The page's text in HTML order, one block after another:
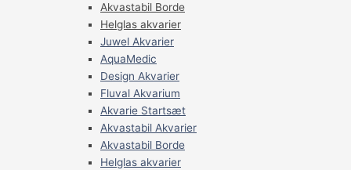
Akvastabil Borde
Helglas akvarier
Juwel Akvarier
AquaMedic
Design Akvarier
Fluval Akvarium
Akvarie Startsæt
Akvastabil Akvarier
Akvastabil Borde
Helglas akvarier